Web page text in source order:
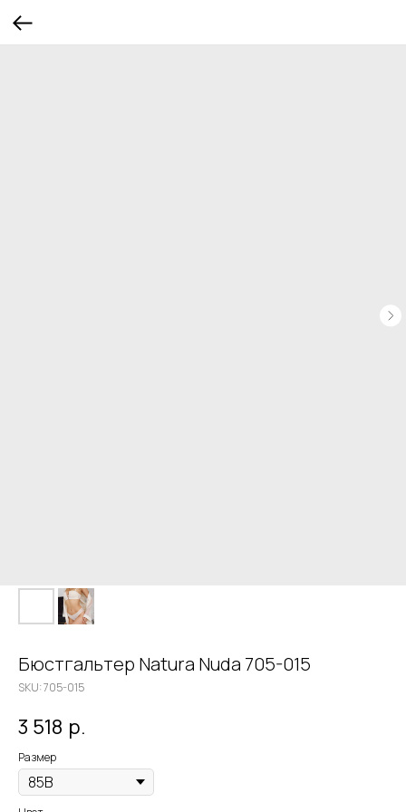
Бюстгальтер Natura Nuda 705-015
SKU:705-015
3 518 р.
Размер